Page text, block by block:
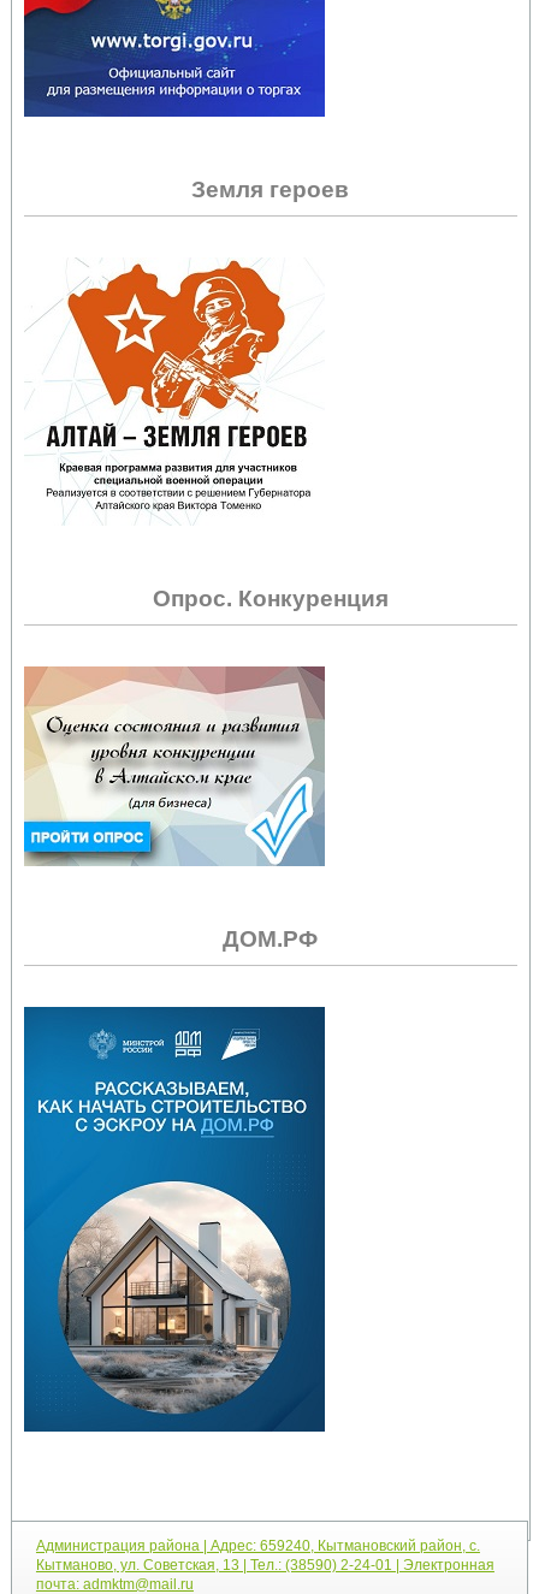
Земля героев
Опрос. Конкуренция
ДОМ.РФ
Администрация района | Адрес: 659240, Кытмановский район, с.
Кытманово, ул. Советская, 13 | Тел.: (38590) 2-24-01 | Электронная
почта: admktm@mail.ru